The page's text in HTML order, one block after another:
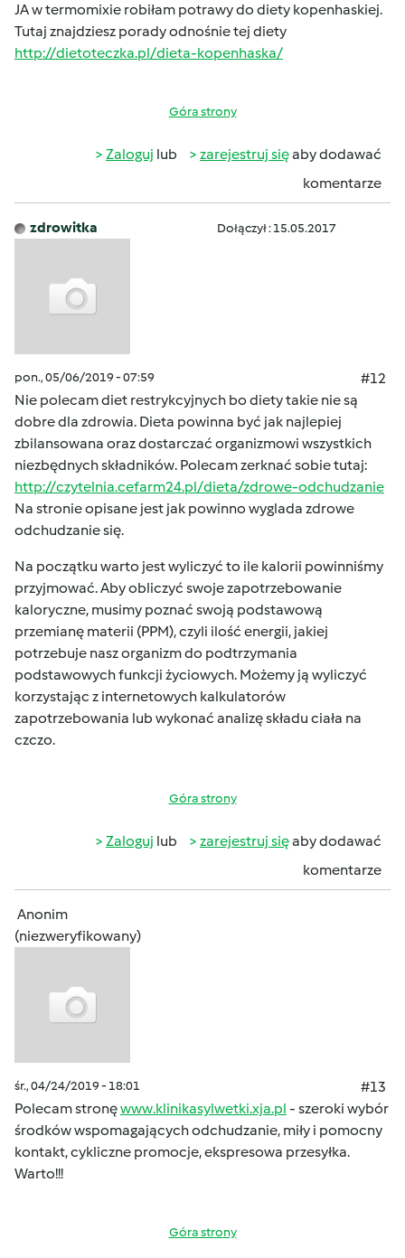
JA w termomixie robiłam potrawy do diety kopenhaskiej.
Tutaj znajdziesz porady odnośnie tej diety
http://dietoteczka.pl/dieta-kopenhaska/
Góra strony
Zaloguj lub zarejestruj sięaby dodawać
komentarze
zdrowitka Dołączył : 15.05.2017
pon., 05/06/2019 - 07:59
#12
Nie polecam diet restrykcyjnych bo diety takie nie są
dobre dla zdrowia. Dieta powinna być jak najlepiej
zbilansowana oraz dostarczać organizmowi wszystkich
niezbędnych składników. Polecam zerknać sobie tutaj:
http://czytelnia.cefarm24.pl/dieta/zdrowe-odchudzanie
Na stronie opisane jest jak powinno wyglada zdrowe
odchudzanie się.
Na początku warto jest wyliczyć to ile kalorii powinniśmy
przyjmować. Aby obliczyć swoje zapotrzebowanie
kaloryczne, musimy poznać swoją podstawową
przemianę materii (PPM), czyli ilość energii, jakiej
potrzebuje nasz organizm do podtrzymania
podstawowych funkcji życiowych. Możemy ją wyliczyć
korzystając z internetowych kalkulatorów
zapotrzebowania lub wykonać analizę składu ciała na
czczo.
Góra strony
Zaloguj lub zarejestruj sięaby dodawać
komentarze
Anonim
(niezweryfikowany)
śr., 04/24/2019 - 18:01
#13
Polecam stronęwww.klinikasylwetki.xja.pl - szeroki wybór
środków wspomagających odchudzanie, miły i pomocny
kontakt, cykliczne promocje, ekspresowa przesyłka.
Warto!!!
Góra strony